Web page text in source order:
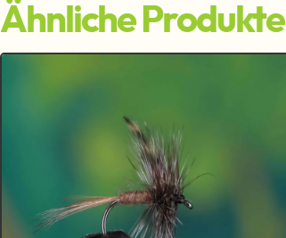
Ähnliche Produkte